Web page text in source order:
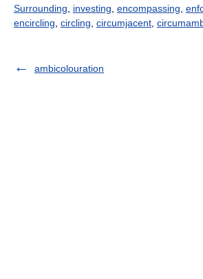
Surrounding
investing encompassing
encircling circling circumjacent
ambicolouration